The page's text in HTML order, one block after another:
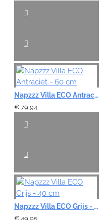
Napzzz Villa ECO Antraciet - 60 cm
€ 79,94
Napzzz Villa ECO Grijs - 40 cm
€ 49,95